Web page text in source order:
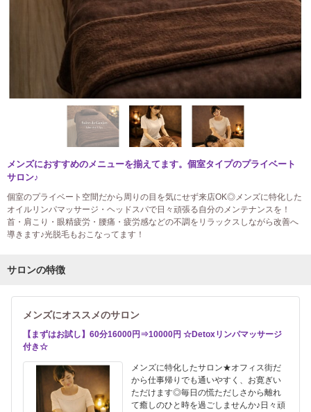
メンズにおすすめのメニューを揃えてます。個室タイプのプライベート
サロン♪
個室のプライベート空間だから周りの目を気にせず来店OK◎メンズに特化した
オイルリンパマッサージ・ヘッドスパで日々頑張る自分のメンテナンスを！
首・肩こり・眼精疲労・腰痛・疲労感などの不調をリラックスしながら改善へ
導きます♪光脱毛もおこなってます！
サロンの特徴
メンズにオススメのサロン
【まずはお試し】60分16000円⇒10000円 ☆Detoxリンパマッサージ
付き☆
メンズに特化したサロン★オフィス街だ
から仕事帰りでも通いやすく、お寛ぎい
ただけます◎毎日の慌ただしさから離れ
て癒しのひと時を過ごしませんか♪日々頑